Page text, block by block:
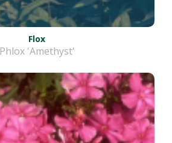
Flox
Phlox 'Amethyst'